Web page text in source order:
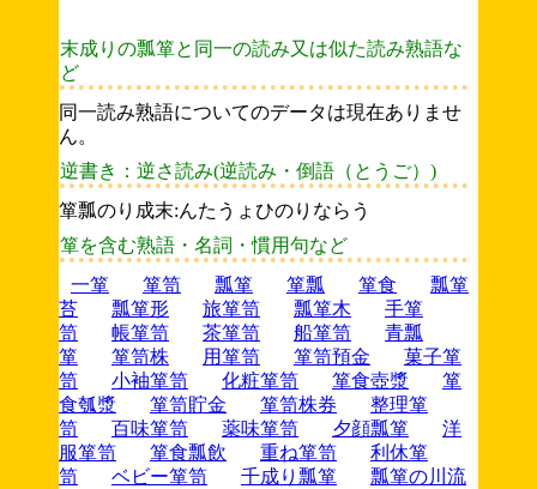
末成りの瓢箪と同一の読み又は似た読み熟語な
ど
同一読み熟語についてのデータは現在ありませ
ん。
逆書き：逆さ読み(逆読み・倒語（とうご）)
箪瓢のり成末:んたうょひのりならう
箪を含む熟語・名詞・慣用句など
一箪
箪笥 瓢箪 箪瓢 箪食
瓢箪
苔
瓢箪形 旅箪笥 瓢箪木
手箪
笥
帳箪笥 茶箪笥 船箪笥
青瓢
箪
箪笥株 用箪笥 箪笥預金
菓子箪
笥
小袖箪笥 化粧箪笥 箪食壺漿
箪
食瓠漿
箪笥貯金 箪笥株券
整理箪
笥
百味箪笥 薬味箪笥 夕顔瓢箪
洋
服箪笥
箪食瓢飲 重ね箪笥
利休箪
笥
ベビー箪笥 千成り瓢箪
瓢箪の川流